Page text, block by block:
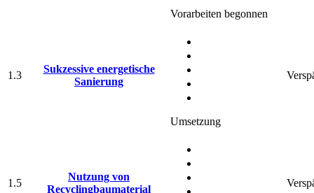
Vorarbeiten begonnen
1.3
Sukzessive energetische
Sanierung
Umsetzung
1.5
Nutzung von
Recyclingbaumaterial